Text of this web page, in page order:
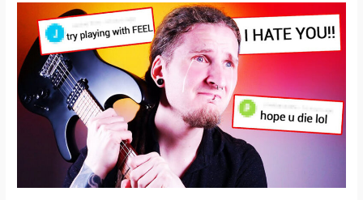
Créer
une
chanson
rock/metal
composée
uniquement